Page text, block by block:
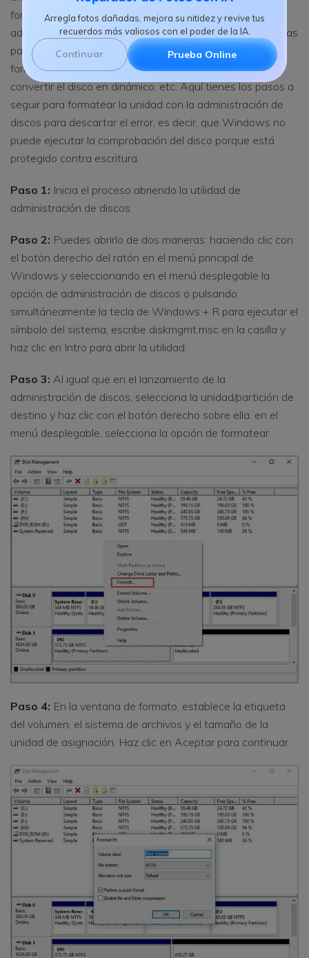
Arregla fotos dañadas, mejora su nitidez y revive tus
recuerdos más valiosos con el poder de la IA.
Continuar Prueba Online
formatear la unidad, puedes utilizar la utilidad de
administración de discos. Ayuda a administrar el disco y las
particiones, crear una partición, eliminar una partición,
formatear una partición, cambiar la letra de la unidad,
convertir el disco en dinámico, etc. Aquí tienes los pasos a
seguir para formatear la unidad con la administración de
discos para descartar el error, es decir, que Windows no
puede ejecutar la comprobación del disco porque está
protegido contra escritura.
Paso 1: Inicia el proceso abriendo la utilidad de
administración de discos.
Paso 2: Puedes abrirlo de dos maneras: haciendo clic con
el botón derecho del ratón en el menú principal de
Windows y seleccionando en el menú desplegable la
opción de administración de discos o pulsando
simultáneamente la tecla de Windows + R para ejecutar el
símbolo del sistema, escribe diskmgmt.msc en la casilla y
haz clic en Intro para abrir la utilidad.
Paso 3: Al igual que en el lanzamiento de la
administración de discos, selecciona la unidad/partición de
destino y haz clic con el botón derecho sobre ella. en el
menú desplegable, selecciona la opción de formatear.
Paso 4: En la ventana de formato, establece la etiqueta
del volumen, el sistema de archivos y el tamaño de la
unidad de asignación. Haz clic en Aceptar para continuar.